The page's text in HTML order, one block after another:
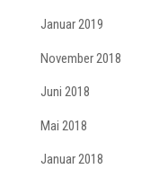
Januar 2019
November 2018
Juni 2018
Mai 2018
Januar 2018